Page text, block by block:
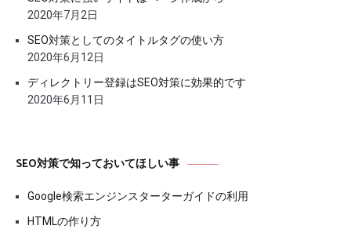
2020年7月2日
SEO対策としてのタイトルタグの使い方
2020年6月12日
ディレクトリー登録はSEO対策に効果的です
2020年6月11日
SEO対策で知っておいてほしい事
Google検索エンジンスターターガイドの利用
HTMLの作り方